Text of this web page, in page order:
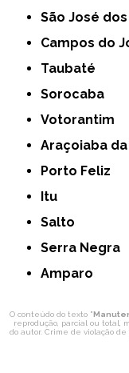
São José
Campos do
Taubaté
Sorocaba
Votorantim
Araçoiaba
Porto Feliz
Itu
Salto
Serra Negra
Amparo
O conteúdo do texto "
reprodução, parcial ou total,
do autor. Crime de violação